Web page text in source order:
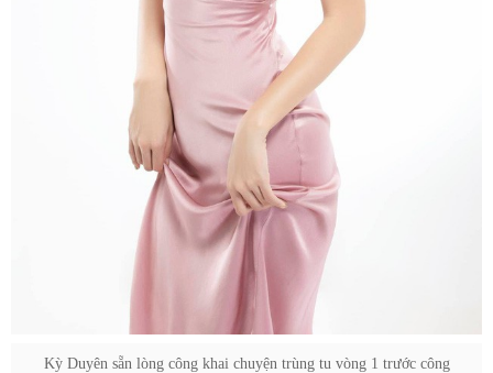
Kỳ Duyên sẵn lòng công khai chuyện trùng tu vòng 1 trước công